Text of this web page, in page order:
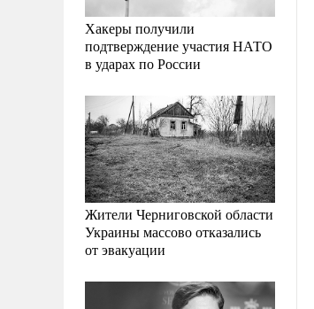
Хакеры получили
подтверждение участия НАТО
в ударах по России
Жители Черниговской области
Украины массово отказались
от эвакуации